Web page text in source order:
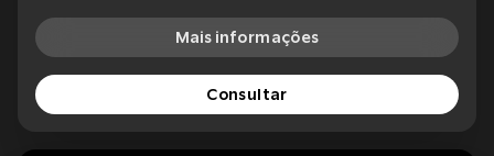
Mais informações
Consultar